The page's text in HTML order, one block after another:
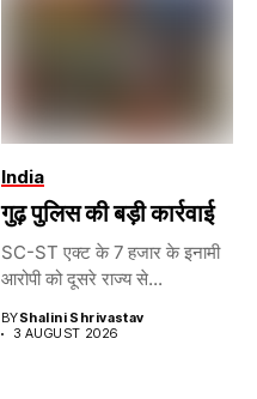
India
गुढ़ पुलिस की बड़ी कार्रवाई
SC-ST एक्ट के 7 हजार के इनामी
आरोपी को दूसरे राज्य से...
BYShalini Shrivastav
3 AUGUST 2026